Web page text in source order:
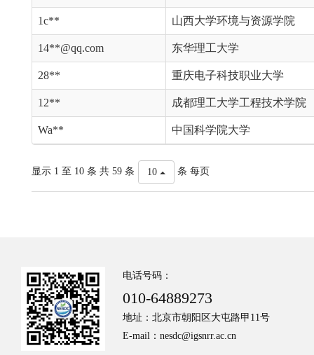
1c** 山西大学环境与资源学院
14**@qq.com 东华理工大学
28** 重庆电子科技职业大学
12** 成都理工大学工程技术学院
Wa** 中国科学院大学
显示 1 至 10 条 共 59 条 10 条 每页
电话号码：
010-64889273
地址：北京市朝阳区大屯路甲11号
E-mail：nesdc@igsnrr.ac.cn